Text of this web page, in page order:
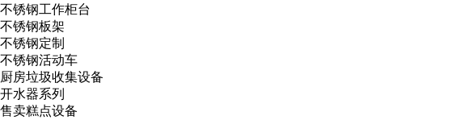
不锈钢工作柜台
不锈钢板架
不锈钢定制
不锈钢活动车
厨房垃圾收集设备
开水器系列
售卖糕点设备